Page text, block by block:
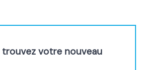
trouvez votre nouveau